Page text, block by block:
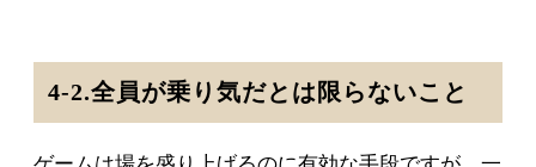
4-2.全員が乗り気だとは限らないこと